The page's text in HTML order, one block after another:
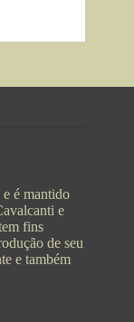
é mantido
e
fins
de seu
e também